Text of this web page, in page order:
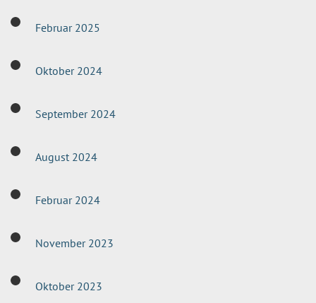
Februar 2025
Oktober 2024
September 2024
August 2024
Februar 2024
November 2023
Oktober 2023